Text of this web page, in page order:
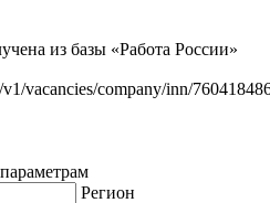
из базы «Работа России»
vacancies/company/inn/
Регион